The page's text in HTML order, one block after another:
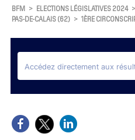
BFM > ELECTIONS LÉGISLATIVES 2024 >
PAS-DE-CALAIS (62) > 1ÈRE